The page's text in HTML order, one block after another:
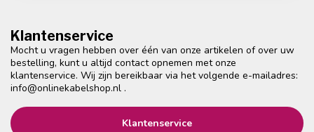
Klantenservice
Mocht u vragen hebben over één van onze artikelen of over uw
bestelling, kunt u altijd contact opnemen met onze
klantenservice. Wij zijn bereikbaar via het volgende e-mailadres:
info@onlinekabelshop.nl .
Klantenservice